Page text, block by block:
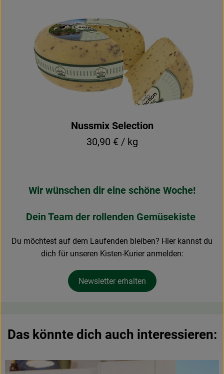
Nussmix Selection
30,90 € / kg
Wir wünschen dir eine schöne Woche!
Dein Team der rollenden Gemüsekiste
Du möchtest auf dem Laufenden bleiben? Hier kannst du
dich für unseren Kisten-Kurier anmelden:
Newsletter erhalten
Das könnte dich auch interessieren: